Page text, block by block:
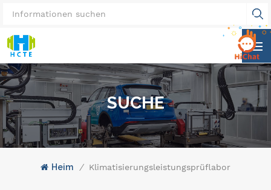
SUCHE
Heim / Klimatisierungsleistungsprüflabor